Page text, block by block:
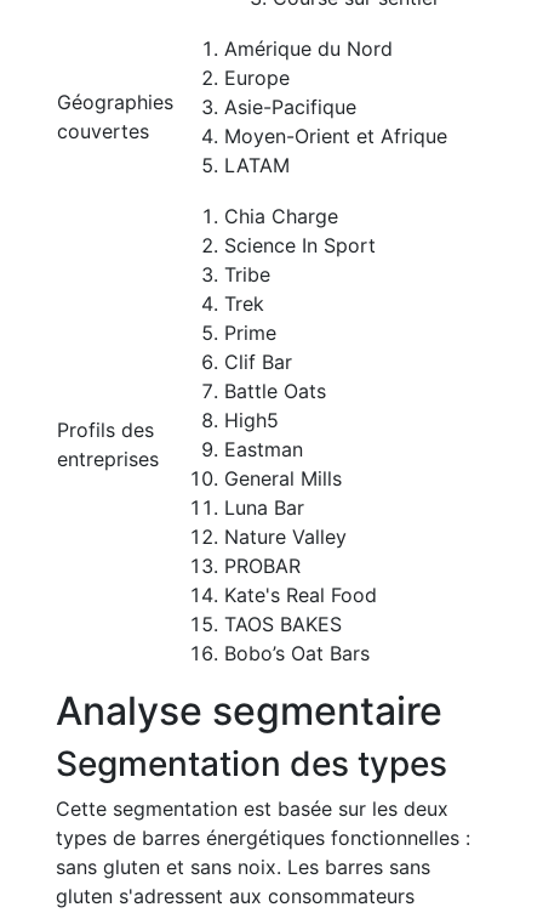
Géographies
couvertes
Amérique du Nord
Europe
Asie-Pacifique
Moyen-Orient et Afrique
LATAM
Profils des
entreprises
Chia Charge
Science In Sport
Tribe
Trek
Prime
Clif Bar
Battle Oats
High5
Eastman
General Mills
Luna Bar
Nature Valley
PROBAR
Kate's Real Food
TAOS BAKES
Bobo’s Oat Bars
Analyse segmentaire
Segmentation des types
Cette segmentation est basée sur les deux
types de barres énergétiques fonctionnelles :
sans gluten et sans noix. Les barres sans
gluten s'adressent aux consommateurs